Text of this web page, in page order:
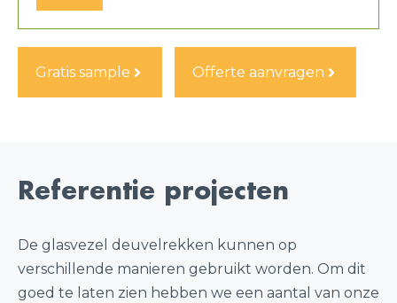
Gratis sample Offerte aanvragen
Referentie projecten
De glasvezel deuvelrekken kunnen op
verschillende manieren gebruikt worden. Om dit
goed te laten zien hebben we een aantal van onze